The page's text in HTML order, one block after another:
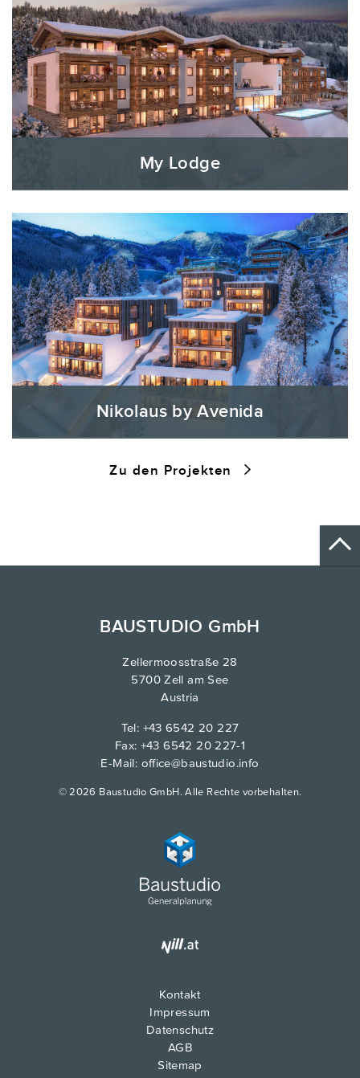
My Lodge
Nikolaus by Avenida
Zu den Projekten
BAUSTUDIO GmbH
Zellermoosstraße 28
5700 Zell am See
Austria
Tel: +43 6542 20 227
Fax: +43 6542 20 227-1
E-Mail: office@baustudio.info
© 2026 Baustudio GmbH. Alle Rechte vorbehalten.
Kontakt
Impressum
Datenschutz
AGB
Sitemap